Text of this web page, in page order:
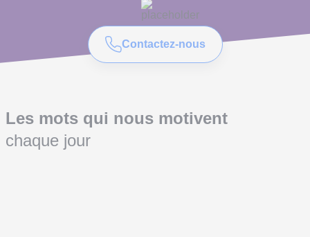
Contactez-nous
Les mots qui nous motivent
chaque jour